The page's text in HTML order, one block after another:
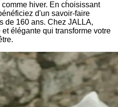
hiver. En choisissant
d'un savoir-faire
de 160 ans. Chez JALLA,
élégante qui transforme votre